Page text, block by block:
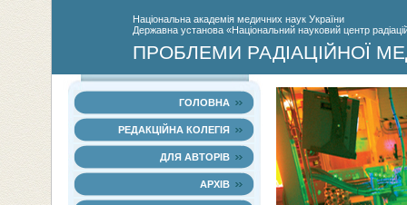
Нацiональна академiя медичних наук України
Державна установа «Національний науковий центр
ПРОБЛЕМИ РАДІАЦІЙНОЇ
ГОЛОВНА
РЕДАКЦІЙНА КОЛЕГІЯ
ДЛЯ АВТОРІВ
АРХІВ